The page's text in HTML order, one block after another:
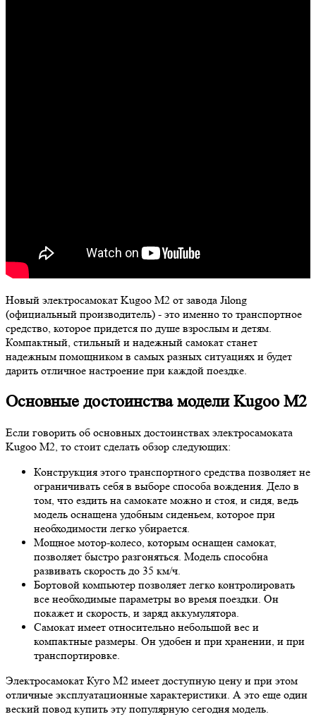
Новый электросамокат Kugoo M2 от завода Jilong
(официальный производитель) - это именно то транспортное
средство, которое придется по душе взрослым и детям.
Компактный, стильный и надежный самокат станет
надежным помощником в самых разных ситуациях и будет
дарить отличное настроение при каждой поездке.
Основные достоинства модели Kugoo M2
Если говорить об основных достоинствах электросамоката
Kugoo M2, то стоит сделать обзор следующих:
Конструкция этого транспортного средства позволяет не
ограничивать себя в выборе способа вождения. Дело в
том, что ездить на самокате можно и стоя, и сидя, ведь
модель оснащена удобным сиденьем, которое при
необходимости легко убирается.
Мощное мотор-колесо, которым оснащен самокат,
позволяет быстро разгоняться. Модель способна
развивать скорость до 35 км/ч.
Бортовой компьютер позволяет легко контролировать
все необходимые параметры во время поездки. Он
покажет и скорость, и заряд аккумулятора.
Самокат имеет относительно небольшой вес и
компактные размеры. Он удобен и при хранении, и при
транспортировке.
Электросамокат Куго М2 имеет доступную цену и при этом
отличные эксплуатационные характеристики. А это еще один
веский повод купить эту популярную сегодня модель.